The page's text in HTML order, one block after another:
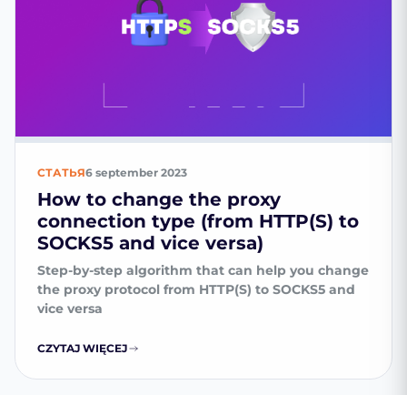
СТАТЬЯ6 september 2023
How to change the proxy
connection type (from HTTP(S) to
SOCKS5 and vice versa)
Step-by-step algorithm that can help you change
the proxy protocol from HTTP(S) to SOCKS5 and
vice versa
CZYTAJ WIĘCEJ